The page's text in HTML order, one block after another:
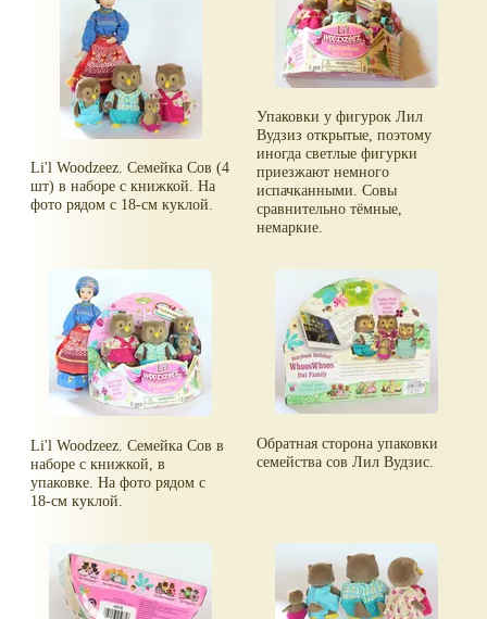
Li'l Woodzeez. Семейка Сов (4
шт) в наборе с книжкой. На
фото рядом с 18-см куклой.
Упаковки у фигурок Лил
Вудзиз открытые, поэтому
иногда светлые фигурки
приезжают немного
испачканными. Совы
сравнительно тёмные,
немаркие.
Li'l Woodzeez. Семейка Сов в
наборе с книжкой, в
упаковке. На фото рядом с
18-см куклой.
Обратная сторона упаковки
семейства сов Лил Вудзис.